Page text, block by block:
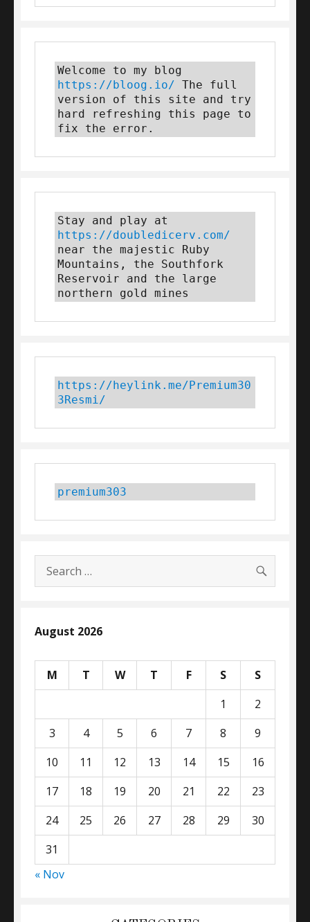
https://bloog.io/ The full
version of this site and try
hard refreshing this page to
fix the error.
https://doubledicerv.com/
near the majestic Ruby
Mountains, the Southfork
Reservoir and the large
northern gold mines
https://heylink.me/Premium30
3Resmi/
premium303
Search
for:
August 2026
M T W T F S
S
1
2
3
4 5 6 7 8
9
10
11 12 13 14 15
16
17
18 19 20 21 22
23
24
25 26 27 28 29
30
31
« Nov